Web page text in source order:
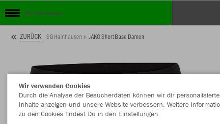
SG Hainhausen
ZURÜCK SG Hainhausen JAKO Short Base Damen
Wir verwenden Cookies
Durch die Analyse der Besucherdaten können wir dir personalisierte
Inhalte anzeigen und unsere Website verbessern. Weitere
zu den Cookies findest Du in den Einstellungen.